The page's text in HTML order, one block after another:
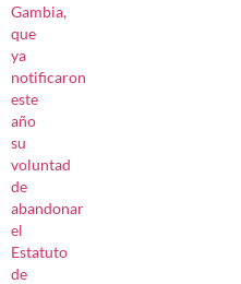
Gambia,
que
ya
notificaron
este
año
su
voluntad
de
abandonar
el
Estatuto
de